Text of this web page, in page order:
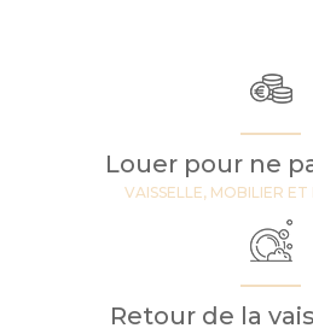
Louer pour ne
VAISSELLE, MOBILIER
Retour de la